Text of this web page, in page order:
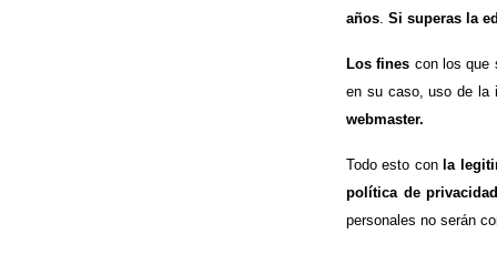
años Si superas la
Los fines con los que
en su caso, uso de la
webmaster.
Todo esto con la
política de privacidad
personales no serán